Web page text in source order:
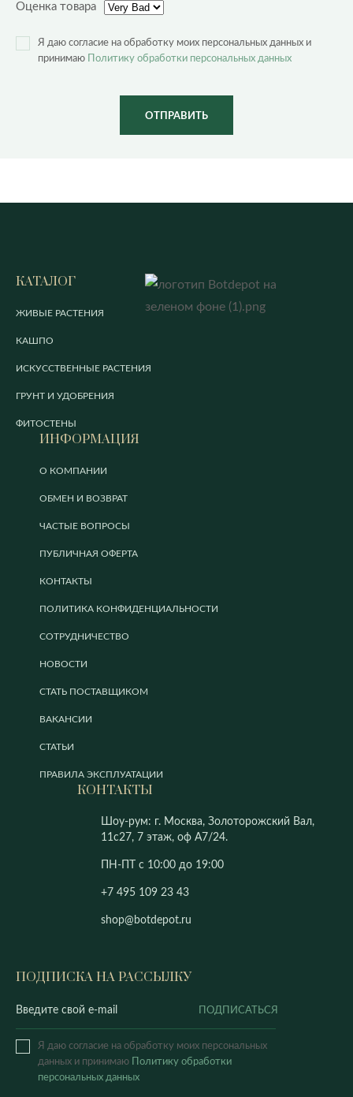
Оценка товара
Я даю согласие на обработку моих персональных данных и
принимаю
Политику обработки персональных данных
ОТПРАВИТЬ
КАТАЛОГ
ЖИВЫЕ РАСТЕНИЯ
КАШПО
ИСКУССТВЕННЫЕ РАСТЕНИЯ
ГРУНТ И УДОБРЕНИЯ
ФИТОСТЕНЫ
ИНФОРМАЦИЯ
О КОМПАНИИ
ОБМЕН И ВОЗВРАТ
ЧАСТЫЕ ВОПРОСЫ
ПУБЛИЧНАЯ ОФЕРТА
КОНТАКТЫ
ПОЛИТИКА КОНФИДЕНЦИАЛЬНОСТИ
СОТРУДНИЧЕСТВО
НОВОСТИ
СТАТЬ ПОСТАВЩИКОМ
ВАКАНСИИ
СТАТЬИ
ПРАВИЛА ЭКСПЛУАТАЦИИ
КОНТАКТЫ
Шоу-рум: г. Москва, Золоторожский Вал,
11с27, 7 этаж, оф А7/24.
ПН-ПТ с 10:00 до 19:00
+7 495 109 23 43
shop@botdepot.ru
ПОДПИСКА НА РАССЫЛКУ
ПОДПИСАТЬСЯ
Я даю согласие на обработку моих персональных
данных и принимаю
Политику обработки
персональных данных